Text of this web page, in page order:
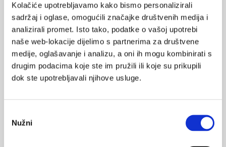
Kolačiće upotrebljavamo kako bismo personalizirali
sadržaj i oglase, omogućili značajke društvenih medija i
analizirali promet. Isto tako, podatke o vašoj upotrebi
naše web-lokacije dijelimo s partnerima za društvene
medije, oglašavanje i analizu, a oni ih mogu kombinirati s
drugim podacima koje ste im pružili ili koje su prikupili
dok ste upotrebljavali njihove usluge.
pristanka
Nužni
nekoliko zemalja EU-a, a 2022. je razotkriveno 39 kokainskih
laboratorija. (34 u 2021.).
Postoje znakovi da velika dostupnost kokaina u Europi ima sve
negativniji učinak na javno zdravlje. To je druga najčešća ilegalna
droga koju prijavljuju i oni koji prvi put ulaze u službe za liječenje
ovisnosti (29 000 u 2022.) i oni koji se pojavljuju na hitnim
2022.). Dostupni podaci sugeriraju da je
kokain također bio